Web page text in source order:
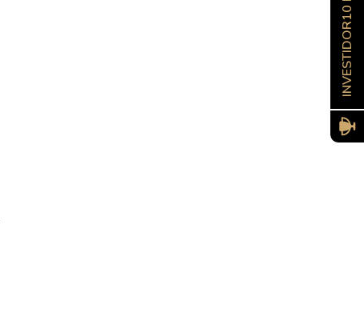
INVESTIDOR10 PRO